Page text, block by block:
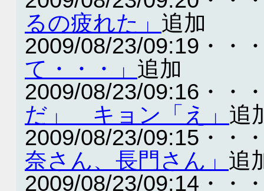
るの疲れた」 追加
2009/08/23/09:19・・
て・・・」 追加
2009/08/23/09:16・・
だ」 キョン「え」 追
2009/08/23/09:15・・
奈さん、長門さん」 追
2009/08/23/09:14・・